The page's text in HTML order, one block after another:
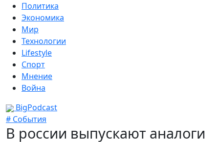
Политика
Экономика
Мир
Технологии
Lifestyle
Спорт
Мнение
Война
BigPodcast
# События
В россии выпускают аналоги